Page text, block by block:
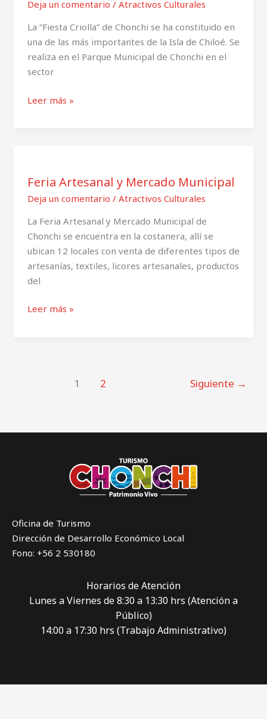
Deja un comentario / Atractivos Culturales
La “Fiesta Criolla” de Chonchi se ha constituido en
una de las más importantes de la Isla de Chiloé. Se
realiza en el Parque Municipal de Chonchi en el
sector
Leer más »
Feria Artesanal y Mercado Municipal
Deja un comentario / Atractivos Culturales
La Feria Artesanal y Mercado Municipal de
Chonchi se encuentra en la costanera, allí se
ubican 12 locales con venta de diferentes tipos de
artesanías, textiles, licores artesanales, productos
del
y
Mercado
Leer más »
1 2 Siguiente →
Oficina de Turismo
Dirección de Desarrollo Económico Local
Fono: +56 2 530180
Horarios de Atención
Lunes a Viernes de 8:30 a 13:30 hrs (Atención a
Público)
14:00 a 17:30 hrs (Trabajo Administrativo)